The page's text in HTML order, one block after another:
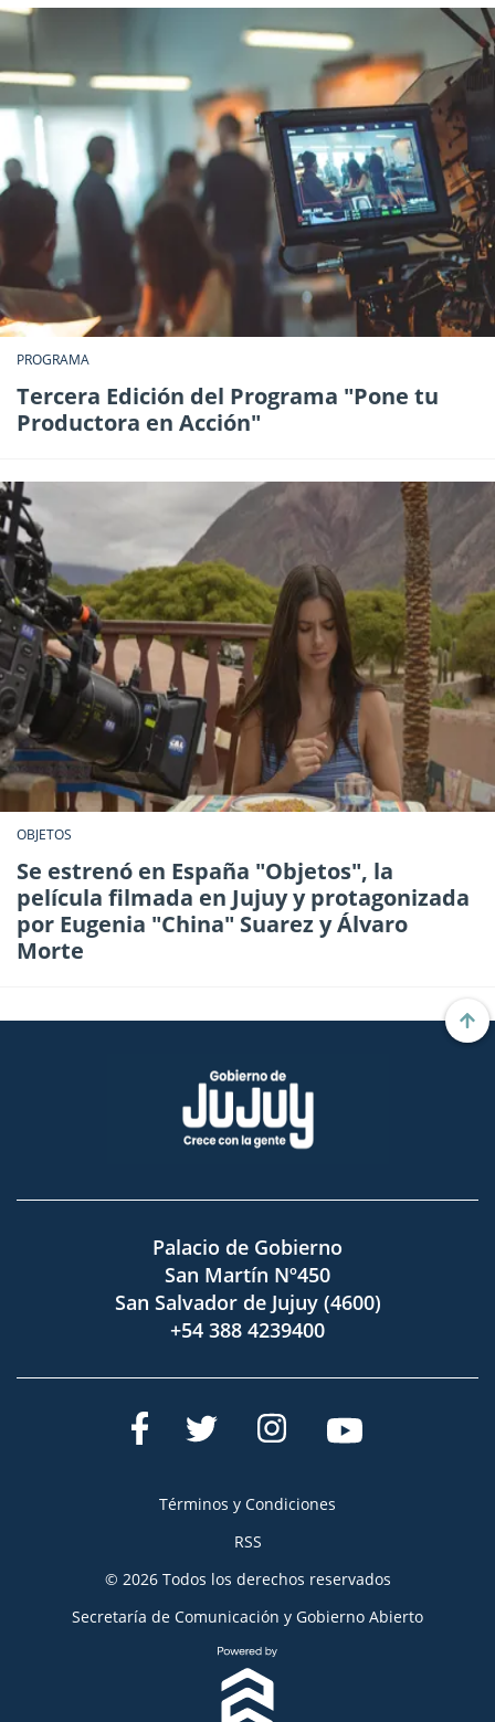
PROGRAMA
Tercera Edición del Programa "Pone tu
Productora en Acción"
OBJETOS
Se estrenó en España "Objetos", la
película filmada en Jujuy y protagonizada
por Eugenia "China" Suarez y Álvaro
Morte
Palacio de Gobierno
San Martín Nº450
San Salvador de Jujuy (4600)
+54 388 4239400
Términos y Condiciones
RSS
© 2026 Todos los derechos reservados
Secretaría de Comunicación y Gobierno Abierto